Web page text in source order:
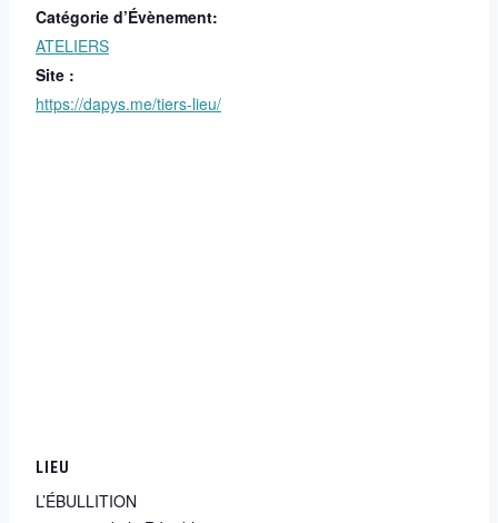
Catégorie d’Évènement:
ATELIERS
Site :
https://dapys.me/tiers-lieu/
LIEU
L’ÉBULLITION